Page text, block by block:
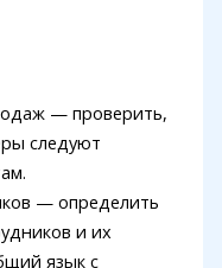
— проверить,
следуют
— определить
и их
язык с